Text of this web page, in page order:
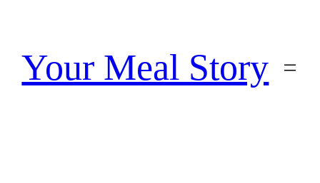
treściYour Meal Story